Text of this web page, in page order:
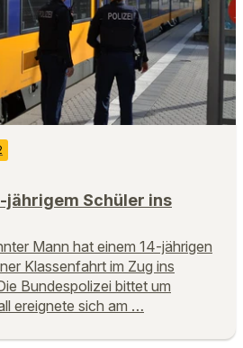
jährigem Schüler ins
Mann hat einem 14-jährigen
Klassenfahrt im Zug ins
Bundespolizei bittet um
ereignete sich am …